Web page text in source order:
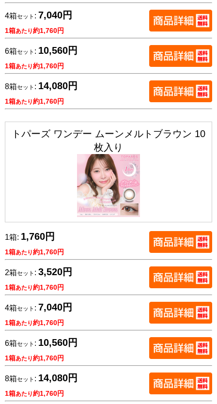
4箱セット : 7,040円
1箱あたり約1,760円
6箱セット : 10,560円
1箱あたり約1,760円
8箱セット : 14,080円
1箱あたり約1,760円
トパーズ ワンデー ムーンメルトブラウン 10
枚入り
1箱: 1,760円
1箱あたり約1,760円
2箱セット : 3,520円
1箱あたり約1,760円
4箱セット : 7,040円
1箱あたり約1,760円
6箱セット : 10,560円
1箱あたり約1,760円
8箱セット : 14,080円
1箱あたり約1,760円